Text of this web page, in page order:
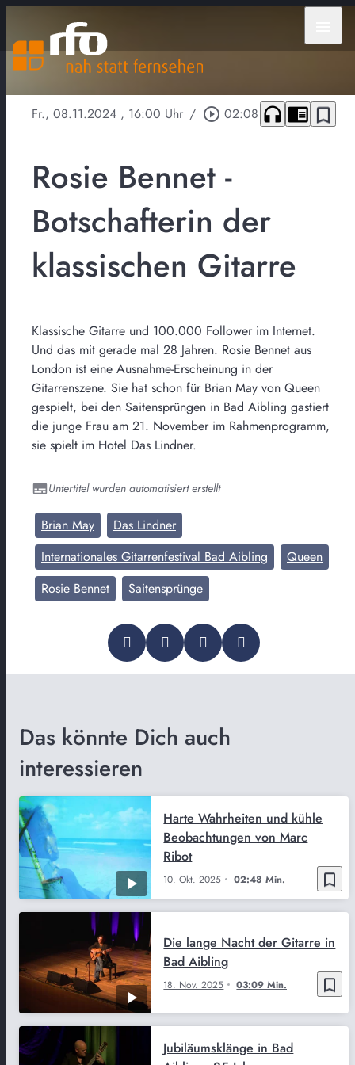
Fr., 08.11.2024 , 16:00 Uhr / play_circle_outline 02:08 headphones chrome_reader_mode bookmark_border
Rosie Bennet -
Botschafterin der
klassischen Gitarre
Klassische Gitarre und 100.000 Follower im Internet.
Und das mit gerade mal 28 Jahren. Rosie Bennet aus
London ist eine Ausnahme-Erscheinung in der
Gitarrenszene. Sie hat schon für Brian May von Queen
gespielt, bei den Saitensprüngen in Bad Aibling gastiert
die junge Frau am 21. November im Rahmenprogramm,
sie spielt im Hotel Das Lindner.
Untertitel wurden automatisiert erstellt
Brian May
Das Lindner
Internationales Gitarrenfestival Bad Aibling
Queen
Rosie Bennet
Saitensprünge
Das könnte Dich auch
interessieren
bookmark_border
10. Okt. 2025 02:48 Min.
Harte Wahrheiten und kühle
Beobachtungen von Marc
Ribot
bookmark_border
18. Nov. 2025 03:09 Min.
Die lange Nacht der Gitarre in
Bad Aibling
Jubiläumsklänge in Bad